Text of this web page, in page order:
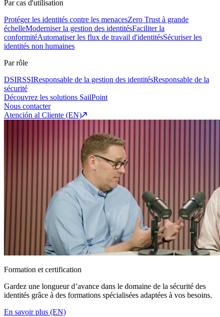
Par cas d'utilisation
Protéger les identités contre les menacesZero Trust à grande
échelleModerniser la gestion des identitésFaciliter la
conformitéAutomatiser les flux de travail d'identitésSécuriser les
identités non humaines
Par rôle
DSIRSSIResponsable de la gestion des identitésResponsable de la
sécurité
Découvrez les solutions SailPoint
Nous contacter
Atención al Cliente (EN)
Formation et certification
Gardez une longueur d’avance dans le domaine de la sécurité des
identités grâce à des formations spécialisées adaptées à vos besoins.
En savoir plus (EN)